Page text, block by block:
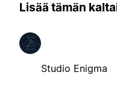
Lisää tämän
Studio Enigma